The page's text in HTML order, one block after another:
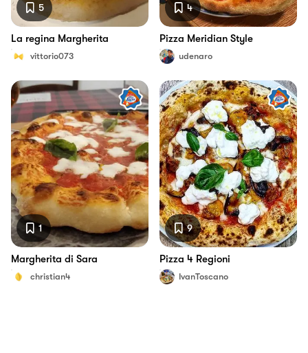
5
La regina Margherita
vittorio073
4
Pizza Meridian Style
udenaro
1
Margherita di Sara
christian4
9
Pizza 4 Regioni
IvanToscano